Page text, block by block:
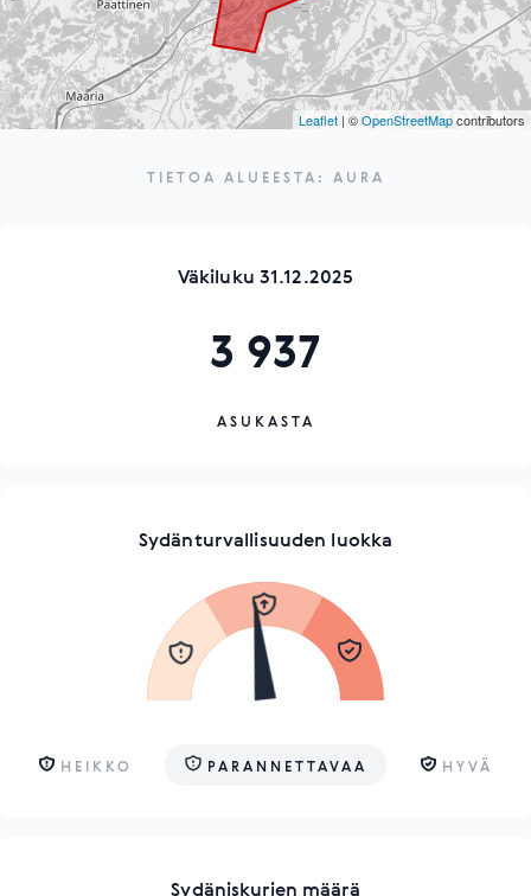
Leaflet | ©OpenStreetMapcontributors
TIETOA ALUEESTA: AURA
Väkiluku 31.12.2025
3 937
ASUKASTA
Sydänturvallisuuden luokka
HEIKKO PARANNETTAVAA HYVÄ
Sydäniskurien määrä